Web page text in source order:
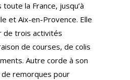
la France, jusqu’à
et Aix-en-Provence. Elle
de trois activités
de courses, de colis
Autre corde à son
de remorques pour